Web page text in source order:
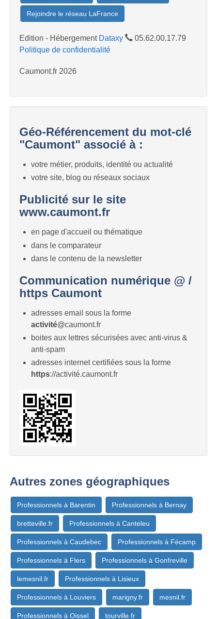
Rejoindre le réseau LaFrance
Edition - Hébergement Dataxy
05.62.00.17.79
Politique de confidentialité
Caumont.fr 2026
Géo-Référencement du mot-clé
"Caumont" associé à :
votre métier, produits, identité ou actualité
votre site, blog ou réseaux sociaux
Publicité sur le site
www.caumont.fr
en page d'accueil ou thématique
dans le comparateur
dans le contenu de la newsletter
Communication numérique @ /
https Caumont
adresses email sous la forme
activité@caumont.fr
boites aux lettres sécurisées avec anti-virus &
anti-spam
adresses internet certifiées sous la forme
https://activité.caumont.fr
Autres zones géographiques
Professionnels à Barentin Professionnels à Bernay
bretteville.fr Professionnels à Canteleu
Professionnels à Caudebec Professionnels à Fécamp
Professionnels à Flers Professionnels à Gonfreville
lemesnil.fr Professionnels à Lisieux
Professionnels à Louviers marigny.fr mesnil.fr
Professionnels à Oissel tourville.fr